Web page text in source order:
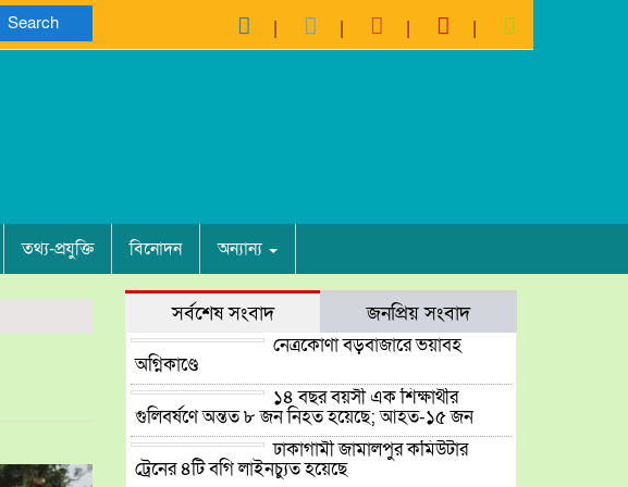
Search
তথ্য-প্রযুক্তি বিনোদন অন্যান্য
সর্বশেষ সংবাদ জনপ্রিয় সংবাদ
নেত্রকোণা বড়বাজারে ভয়াবহ
অগ্নিকাণ্ডে
১৪ বছর বয়সী এক শিক্ষার্থীর
গুলিবর্ষণে অন্তত ৮ জন নিহত হয়েছে; আহত-১৫ জন
ঢাকাগামী জামালপুর কমিউটার
ট্রেনের ৪টি বগি লাইনচ্যুত হয়েছে